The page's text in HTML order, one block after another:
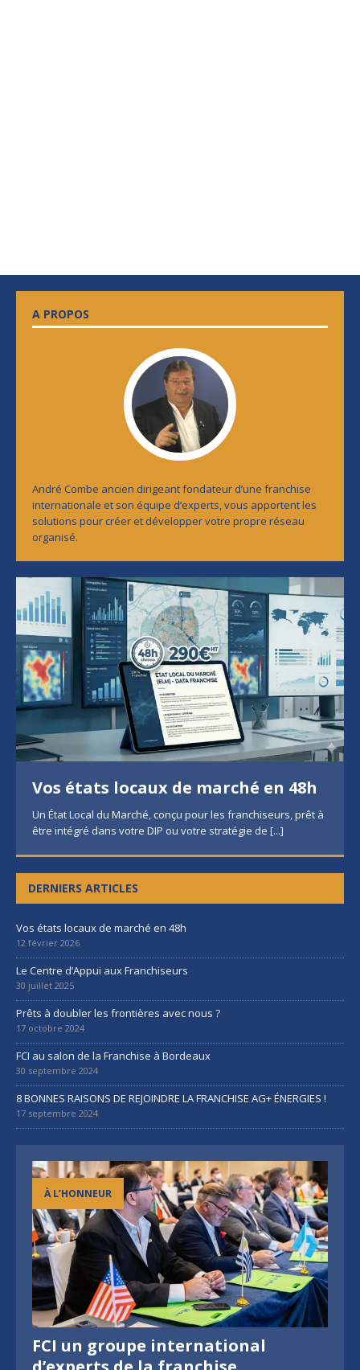
A PROPOS
André Combe ancien dirigeant fondateur d’une franchise
internationale et son équipe d’experts, vous apportent les
solutions pour créer et développer votre propre réseau
organisé.
Vos états locaux de marché en 48h
Un État Local du Marché, conçu pour les franchiseurs, prêt à
être intégré dans votre DIP ou votre stratégie de [...]
DERNIERS ARTICLES
Vos états locaux de marché en 48h
12 février 2026
Le Centre d’Appui aux Franchiseurs
30 juillet 2025
Prêts à doubler les frontières avec nous ?
17 octobre 2024
FCI au salon de la Franchise à Bordeaux
30 septembre 2024
8 BONNES RAISONS DE REJOINDRE LA FRANCHISE AG+ ÉNERGIES !
17 septembre 2024
À L’HONNEUR
FCI un groupe international